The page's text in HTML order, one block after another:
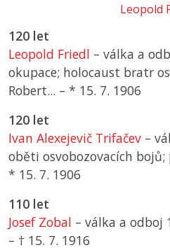
Leopold
120 let
Leopold Friedl – válka a
okupace; holocaust bratr
Robert... – * 15. 7. 1906
120 let
Ivan Alexejevič Trifačev –
oběti osvobozovacích
* 15. 7. 1906
110 let
Josef Zobal – válka a odboj
– † 15. 7. 1916